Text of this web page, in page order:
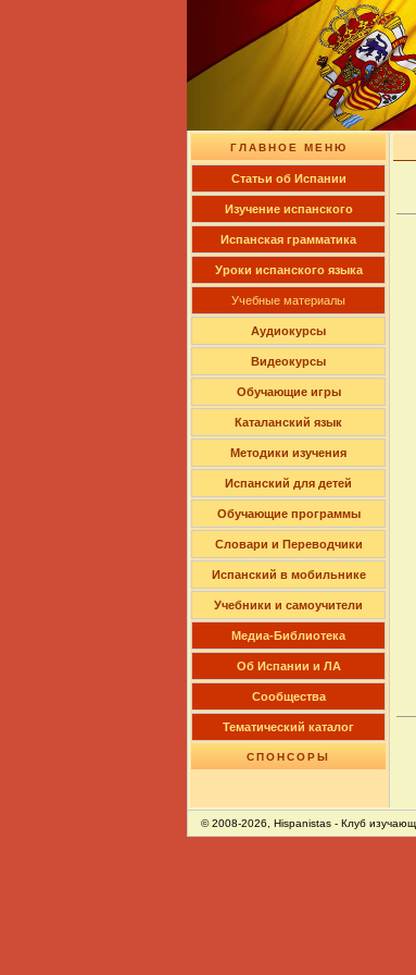
ГЛАВНОЕ МЕНЮ
Cтатьи об Испании
Изучение испанского
Испанская грамматика
Уроки испанского языка
Учебные материалы
Аудиокурсы
Видеокурсы
Обучающие игры
Каталанский язык
Методики изучения
Испанский для детей
Обучающие программы
Словари и Переводчики
Испанский в мобильнике
Учебники и самоучители
Медиа-Библиотека
Об Испании и ЛА
Сообщества
Тематический каталог
СПОНСОРЫ
© 2008-2026, Hispanistas - Клуб